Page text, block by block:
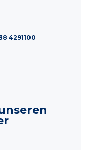
4291100